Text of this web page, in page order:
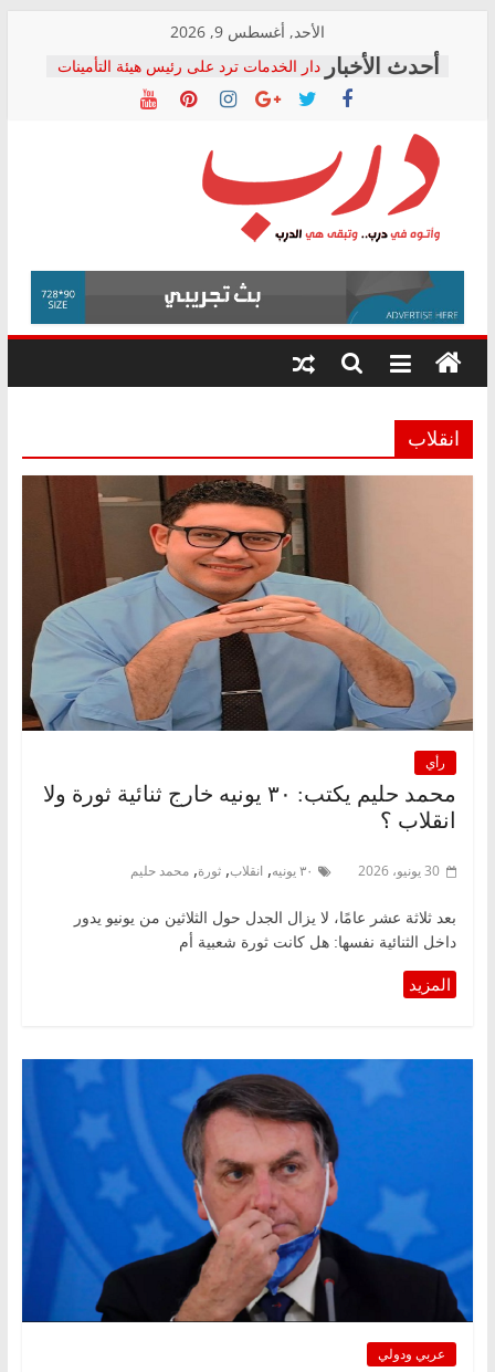
content
الأحد, أغسطس 9, 2026
دار الخدمات ترد على رئيس هيئة التأمينات
بعد مؤتمره الصحفي: إنكار الأزمة لا ينهي
معاناة أصحاب المعاشات.. ونطالب بكشف
فرحات سليمان يكتب: القطاع الصحي إلى
أين؟
حزب التحالف الشعبي يطلق لجنة “الحق
في الصحة” بالإسكندرية لرصد الانتهاكات
ودعم المرضى
الوزاري لمدينة الصحفيين.. وانتهاء أعمال
إنشاء المبنى الإداري
المجلس القومي لحقوق الإنسان يعلن
متابعة قضية الدكتور محمد زهران.. ويؤكد:
قرينة البراءة وضمانات المحاكمة العادلة
درب
وأتوه
درب..
وتبقى
هي
انقلاب
رأي
محمد حليم يكتب: ٣٠ يونيه خارج ثنائية ثورة ولا
انقلاب ؟
30 يونيو، 2026 ٣٠ يونيه , انقلاب, ثورة, محمد حليم
بعد ثلاثة عشر عامًا، لا يزال الجدل حول الثلاثين من يونيو يدور
داخل الثنائية نفسها: هل كانت ثورة شعبية أم
عربي ودولي